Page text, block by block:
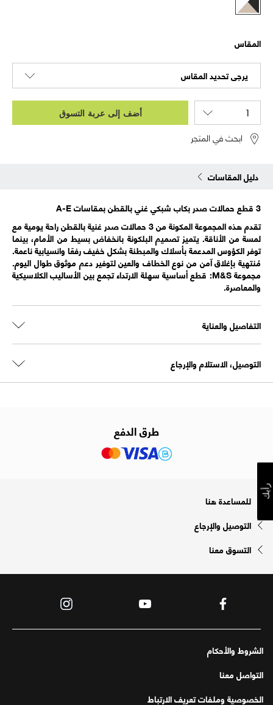
المقاس
يرجى تحديد المقاس
أضف إلى عربة التسوق
ابحث في المتجر
دليل المقاسات
3 قطع حمالات صدر بكاب شبكي غني بالقطن بمقاسات A-E
تقدم هذه المجموعة المكونة من 3 حمالات صدر غنية بالقطن راحة يومية مع
لمسة من الأناقة. يتميز تصميم البلكونة بانخفاض بسيط من الأمام، بينما
توفر الكؤوس المدعمة بأسلاك والمبطنة بشكل خفيف رفعًا وانسيابية ناعمة.
مُنتهية بإغلاق آمن من نوع الخطاف والعين لتوفير دعم موثوق طوال اليوم.
مجموعة M&S: قطع أساسية سهلة الارتداء تجمع بين الأساليب الكلاسيكية
والمعاصرة.
التفاصيل والعناية
التوصيل، الاستلام والإرجاع
طرق الدفع
للمساعدة هنا
التوصيل والإرجاع
التسوق معنا
الشروط والأحكام
التواصل معنا
الخصوصية وملفات تعريف الارتباط
رأيك